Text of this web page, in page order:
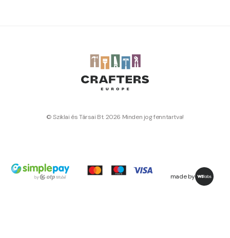
© Sziklai és Társai Bt. 2026 Minden jog fenntartva!
made by